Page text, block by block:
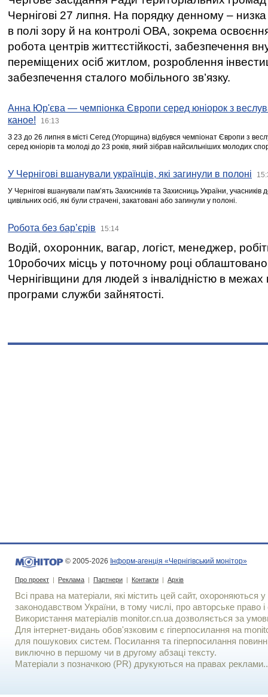
Чернігові 27 липня. На порядку денному –
в полі зору й на контролі ОВА, зокрема освоєння
робота центрів життєстійкості, забезпечення
переміщених осіб житлом, розроблення
забезпечення сталого мобільного зв’язку.
Анна Юр'єва — чемпіонка Європи серед юніорок з
каное!
16:13
З 23 до 26 липня в місті Сегед (Угорщина) відбувся чемпіонат Європи з
серед юніорів та молоді до 23 років, який зібрав найсильніших молодих
У Чернігові вшанували українців, які загинули в полоні
У Чернігові вшанували пам’ять Захисників та Захисниць України,
цивільних осіб, які були страчені, закатовані або загинули у полоні.
Робота без бар’єрів 15:14
Водій, охоронник, вагар, логіст, менеджер,
10робочих місць у поточному році
Чернігівщини для людей з інвалідністю в межах
програми служби зайнятості.
© 2005-2026 Інформ-агенція «Чернігівський монітор»
Про проект | Реклама | Партнери | Контакти | Архів
Всі права на матеріали, які містить цей сайт, охороняються у
законодавством України, в тому числі, про авторське право і
Використання матерiалiв monitor.cn.ua дозволяється за
Для iнтернет-видань обов'язковим є гiперпосилання на
для пошукових систем. Посилання та гіперпосилання
виключно в першому чи в другому абзаці тексту.
Матеріали з позначкою (PR) друкуються на правах реклами..